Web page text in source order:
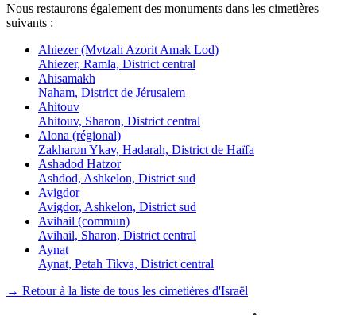
Nous restaurons également des monuments dans les cimetières
suivants :
Ahiezer (Mvtzah Azorit Amak Lod)
Ahiezer, Ramla, District central
Ahisamakh
Naham, District de Jérusalem
Ahitouv
Ahitouv, Sharon, District central
Alona (régional)
Zakharon Ykav, Hadarah, District de Haïfa
Ashadod Hatzor
Ashdod, Ashkelon, District sud
Avigdor
Avigdor, Ashkelon, District sud
Avihail (commun)
Avihail, Sharon, District central
Aynat
Aynat, Petah Tikva, District central
→ Retour à la liste de tous les cimetières d'Israël